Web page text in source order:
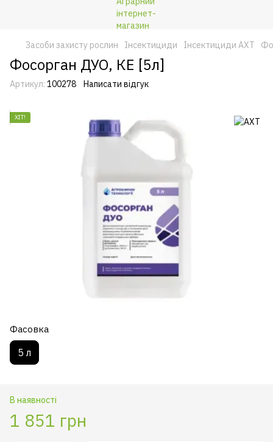
Засоби захисту рослин Інсектициди Інсектициди АХТ
Фосорган ДУО, КЕ [5л]
Артикул: 100278 Написати відгук
ХІТ!
Фасовка
5 л
В наявності
1 851 грн